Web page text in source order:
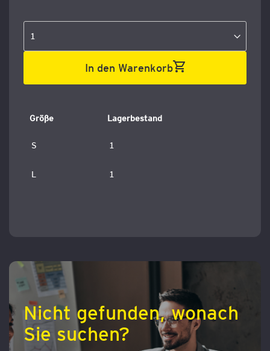
In den Warenkorb
Größe Lagerbestand
S 1
L 1
Nicht gefunden, wonach
Sie suchen?